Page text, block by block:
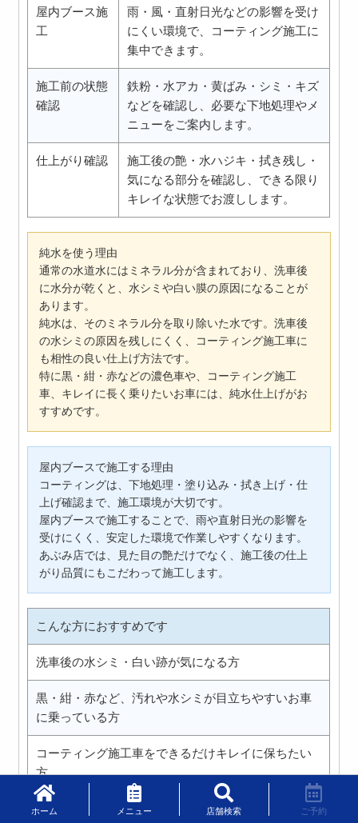
屋内ブース施
工
雨・風・直射日光などの影響を受け
にくい環境で、コーティング施工に
集中できます。
施工前の状態
確認
鉄粉・水アカ・黄ばみ・シミ・キズ
などを確認し、必要な下地処理やメ
ニューをご案内します。
仕上がり確認
施工後の艶・水ハジキ・拭き残し・
気になる部分を確認し、できる限り
キレイな状態でお渡しします。
純水を使う理由
通常の水道水にはミネラル分が含まれており、洗車後
に水分が乾くと、水シミや白い膜の原因になることが
あります。
純水は、そのミネラル分を取り除いた水です。洗車後
の水シミの原因を残しにくく、コーティング施工車に
も相性の良い仕上げ方法です。
特に黒・紺・赤などの濃色車や、コーティング施工
車、キレイに長く乗りたいお車には、純水仕上げがお
すすめです。
屋内ブースで施工する理由
コーティングは、下地処理・塗り込み・拭き上げ・仕
上げ確認まで、施工環境が大切です。
屋内ブースで施工することで、雨や直射日光の影響を
受けにくく、安定した環境で作業しやすくなります。
あぶみ店では、見た目の艶だけでなく、施工後の仕上
がり品質にもこだわって施工します。
こんな方におすすめです
洗車後の水シミ・白い跡が気になる方
黒・紺・赤など、汚れや水シミが目立ちやすいお車
に乗っている方
コーティング施工車をできるだけキレイに保ちたい
方
せっかくコーティングするなら、施工環境にもこだ
ホーム メニュー 店舗検索 ご予約